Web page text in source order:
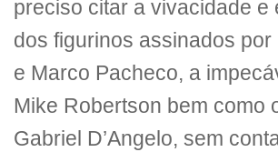
preciso citar a vivacidade e
dos figurinos assinados
e Marco Pacheco, a
Mike Robertson bem como
Gabriel D’Angelo, sem